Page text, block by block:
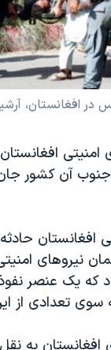
آمریکا ۲۰۲۴
به اسرائیل
آزادی
کادر رهبری ایران
در افغانستان،
آن کشور
افغانستان
نیروهای
که یک عنصر
سوی تعدادی از